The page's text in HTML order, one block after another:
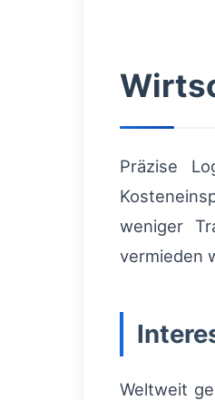
Präzise
weniger
vermieden
Weltweit